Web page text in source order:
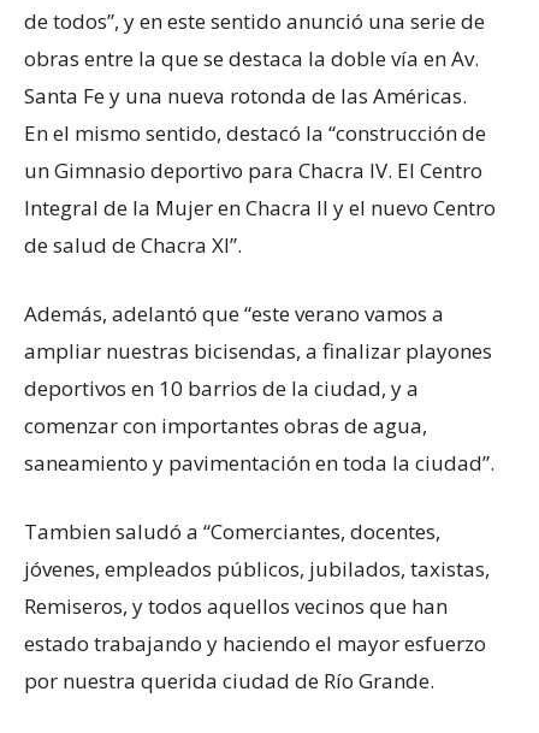
de todos”, y en este sentido anunció una serie de
obras entre la que se destaca la doble vía en Av.
Santa Fe y una nueva rotonda de las Américas.
En el mismo sentido, destacó la “construcción de
un Gimnasio deportivo para Chacra IV. El Centro
Integral de la Mujer en Chacra II y el nuevo Centro
de salud de Chacra XI”.
Además, adelantó que “este verano vamos a
ampliar nuestras bicisendas, a finalizar playones
deportivos en 10 barrios de la ciudad, y a
comenzar con importantes obras de agua,
saneamiento y pavimentación en toda la ciudad”.
Tambien saludó a “Comerciantes, docentes,
jóvenes, empleados públicos, jubilados, taxistas,
Remiseros, y todos aquellos vecinos que han
estado trabajando y haciendo el mayor esfuerzo
por nuestra querida ciudad de Río Grande.